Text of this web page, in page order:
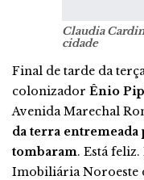
Claudia
cidade
Final de tarde da
colonizador Ênio
Avenida Marechal
da terra entremeada
tombaram. Está
Imobiliária Noroeste